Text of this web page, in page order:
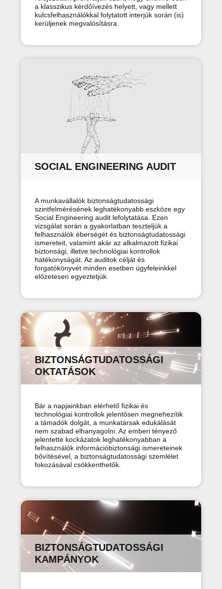
a klasszikus kérdőívezés helyett, vagy mellett
kulcsfelhasználókkal folytatott interjúk során (is)
kerüljenek megvalósításra.
SOCIAL ENGINEERING AUDIT
A munkavállalók biztonságtudatossági
szintfelmérésének leghatékonyabb eszköze egy
Social Engineering audit lefolytatása. Ezen
vizsgálat során a gyakorlatban teszteljük a
felhasználók éberségét és biztonságtudatossági
ismereteit, valamint akár az alkalmazott fizikai
biztonsági, illetve technológiai kontrollok
hatékonyságát. Az auditok célját és
forgatókönyvét minden esetben ügyfeleinkkel
előzetesen egyeztetjük.
BIZTONSÁGTUDATOSSÁGI
OKTATÁSOK
Bár a napjainkban elérhető fizikai és
technológiai kontrollok jelentősen megnehezítik
a támadók dolgát, a munkatársak edukálását
nem szabad elhanyagolni. Az emberi tényező
jelentette kockázatok leghatékonyabban a
felhasználók információbiztonsági ismereteinek
bővítésével, a biztonságtudatossági szemlélet
fokozásával csökkenthetők.
BIZTONSÁGTUDATOSSÁGI
KAMPÁNYOK